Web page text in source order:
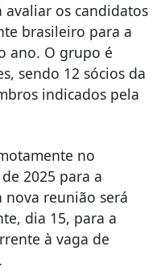
avaliar os candidatos
brasileiro para a
ano. O grupo é
sendo 12 sócios da
indicados pela
no
2025 para a
nova reunião será
dia 15, para a
à vaga de